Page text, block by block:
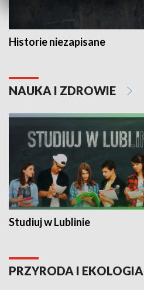
Historie niezapisane
NAUKA I ZDROWIE
Studiuj w Lublinie
PRZYRODA I EKOLOGIA